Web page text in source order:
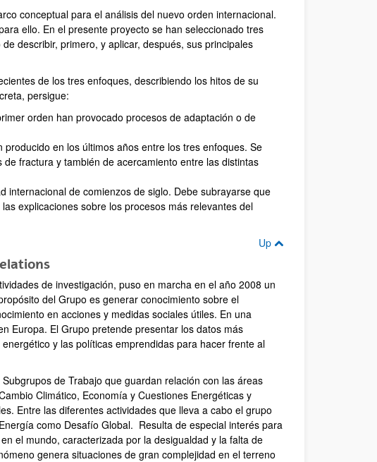
conceptual para el análisis del nuevo orden internacional.
ello. En el presente proyecto se han seleccionado tres
describir, primero, y aplicar, después, sus principales
de los tres enfoques, describiendo los hitos de su
persigue:
orden han provocado procesos de adaptación o de
en los últimos años entre los tres enfoques. Se
fractura y también de acercamiento entre las distintas
internacional de comienzos de siglo. Debe subrayarse que
explicaciones sobre los procesos más relevantes del
Up
de investigación, puso en marcha en el año 2008 un
del Grupo es generar conocimiento sobre el
en acciones y medidas sociales útiles. En una
Europa. El Grupo pretende presentar los datos más
y las políticas emprendidas para hacer frente al
de Trabajo que guardan relación con las áreas
Climático, Economía y Cuestiones Energéticas y
Entre las diferentes actividades que lleva a cabo el grupo
como Desafío Global. Resulta de especial interés para
el mundo, caracterizada por la desigualdad y la falta de
genera situaciones de gran complejidad en el terreno